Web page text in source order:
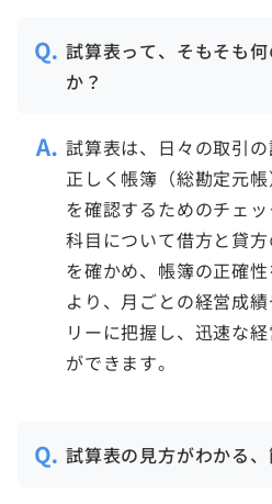
試算表って、そもそも
か？
試算表は、日々の取引
正しく帳簿（総勘定元
を確認するためのチェ
科目について借方と貸
を確かめ、帳簿の正確
より、月ごとの経営成
リーに把握し、迅速な
ができます。
試算表の見方がわかる